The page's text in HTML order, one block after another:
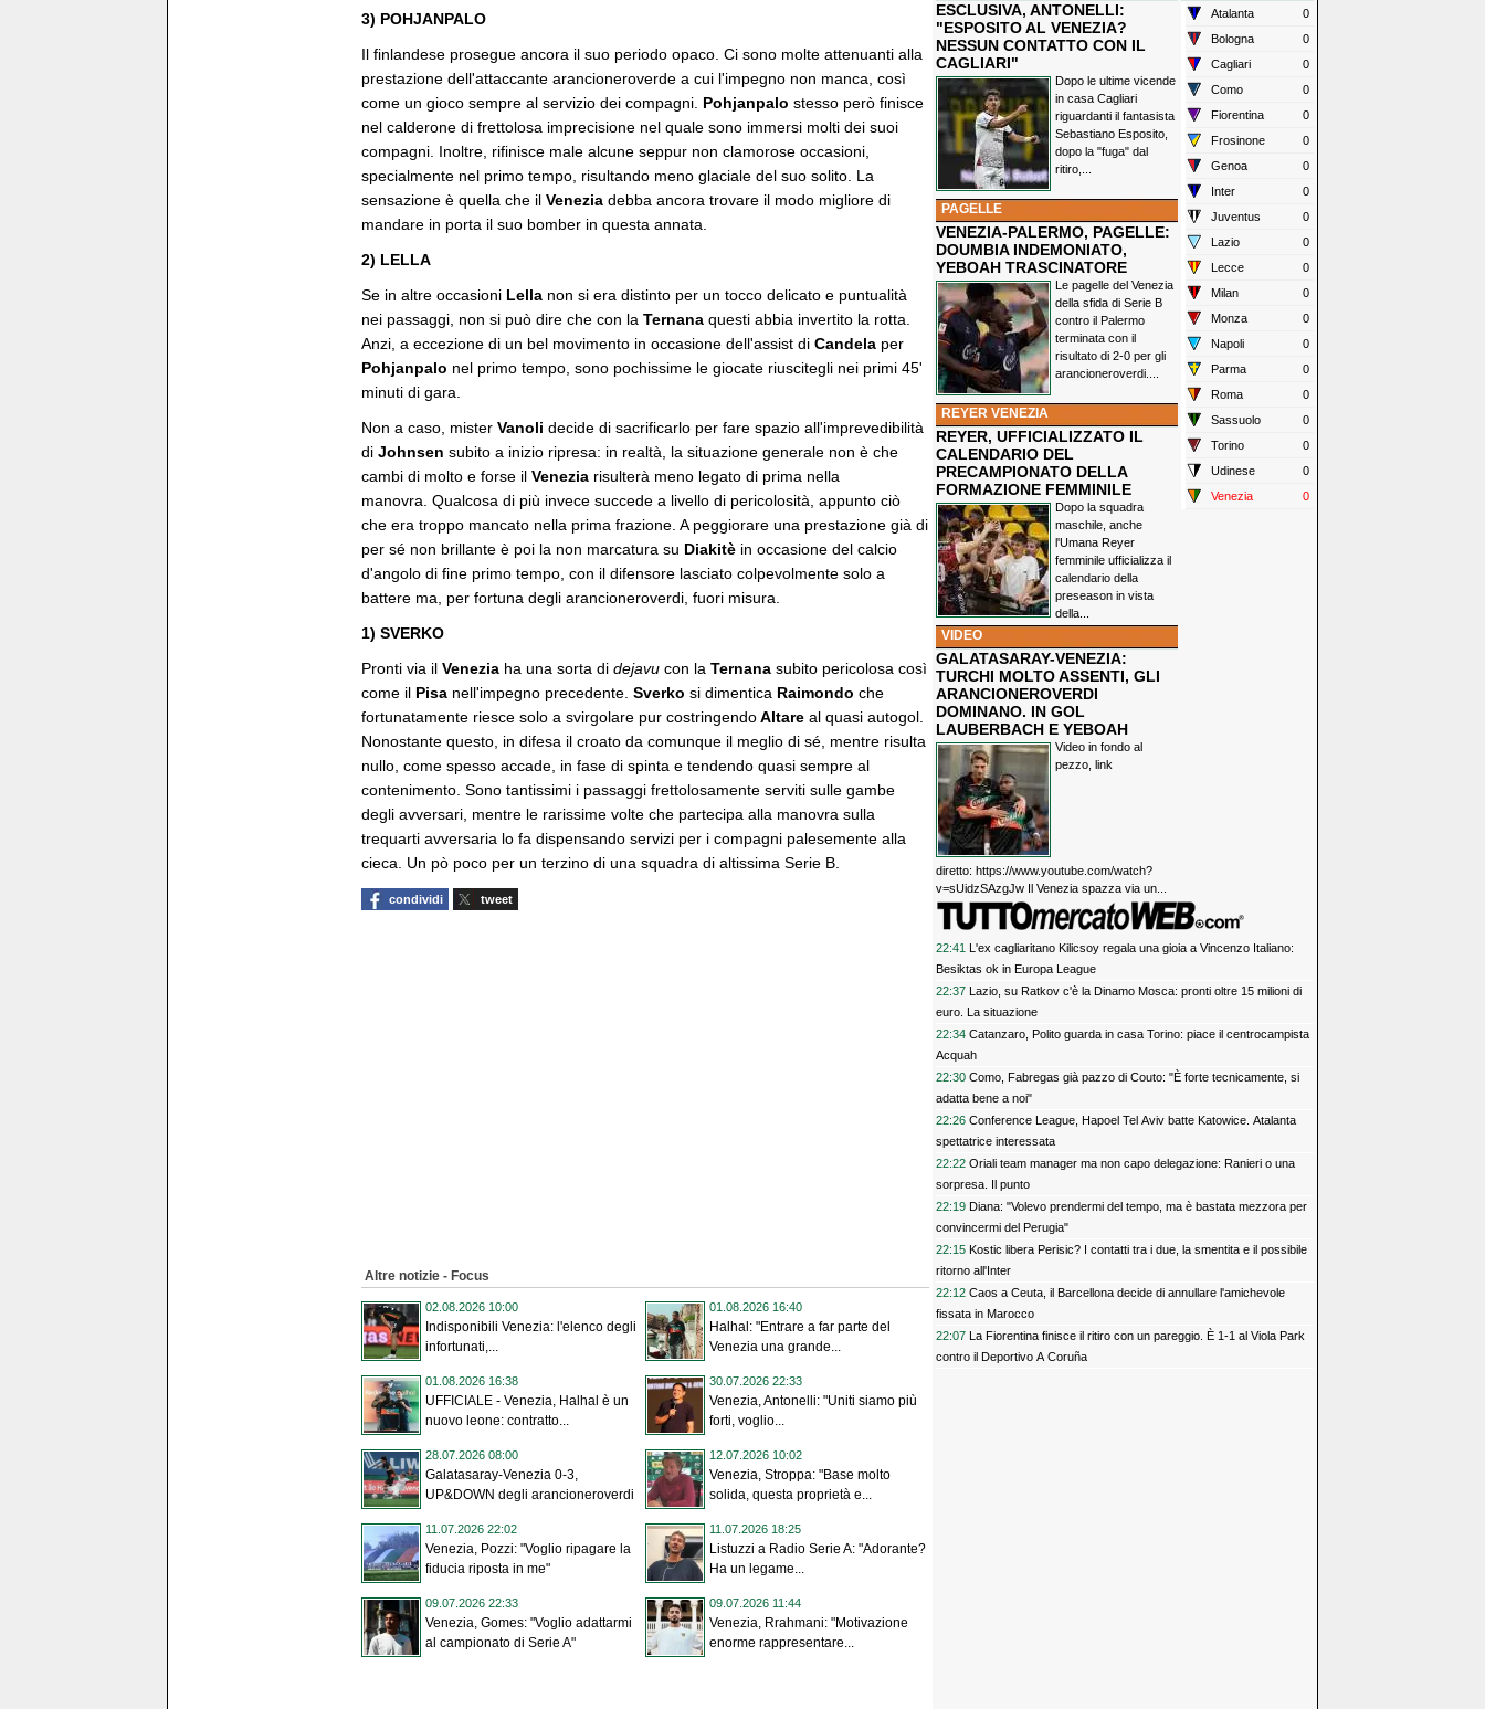
3) POHJANPALO
Il finlandese prosegue ancora il suo periodo opaco. Ci sono molte attenuanti alla
prestazione dell'attaccante arancioneroverde a cui l'impegno non manca, così
come un gioco sempre al servizio dei compagni. Pohjanpalo stesso però finisce
nel calderone di frettolosa imprecisione nel quale sono immersi molti dei suoi
compagni. Inoltre, rifinisce male alcune seppur non clamorose occasioni,
specialmente nel primo tempo, risultando meno glaciale del suo solito. La
sensazione è quella che il Venezia debba ancora trovare il modo migliore di
mandare in porta il suo bomber in questa annata.
2) LELLA
Se in altre occasioni Lella non si era distinto per un tocco delicato e puntualità
nei passaggi, non si può dire che con la Ternana questi abbia invertito la rotta.
Anzi, a eccezione di un bel movimento in occasione dell'assist di Candela per
Pohjanpalo nel primo tempo, sono pochissime le giocate riuscitegli nei primi 45'
minuti di gara.
Non a caso, mister Vanoli decide di sacrificarlo per fare spazio all'imprevedibilità
di Johnsen subito a inizio ripresa: in realtà, la situazione generale non è che
cambi di molto e forse il Venezia risulterà meno legato di prima nella
manovra. Qualcosa di più invece succede a livello di pericolosità, appunto ciò
che era troppo mancato nella prima frazione. A peggiorare una prestazione già di
per sé non brillante è poi la non marcatura su Diakitè in occasione del calcio
d'angolo di fine primo tempo, con il difensore lasciato colpevolmente solo a
battere ma, per fortuna degli arancioneroverdi, fuori misura.
1) SVERKO
Pronti via il Venezia ha una sorta di dejavu con la Ternana subito pericolosa così
come il Pisa nell'impegno precedente. Sverko si dimentica Raimondo che
fortunatamente riesce solo a svirgolare pur costringendoAltare al quasi autogol.
Nonostante questo, in difesa il croato da comunque il meglio di sé, mentre risulta
nullo, come spesso accade, in fase di spinta e tendendo quasi sempre al
contenimento. Sono tantissimi i passaggi frettolosamente serviti sulle gambe
degli avversari, mentre le rarissime volte che partecipa alla manovra sulla
trequarti avversaria lo fa dispensando servizi per i compagni palesemente alla
cieca. Un pò poco per un terzino di una squadra di altissima Serie B.
condividi tweet
Altre notizie - Focus
02.08.2026 10:00
Indisponibili Venezia: l'elenco degli
infortunati,...
01.08.2026 16:40
Halhal: "Entrare a far parte del
Venezia una grande...
01.08.2026 16:38
UFFICIALE - Venezia, Halhal è un
nuovo leone: contratto...
30.07.2026 22:33
Venezia, Antonelli: "Uniti siamo più
forti, voglio...
28.07.2026 08:00
Galatasaray-Venezia 0-3,
UP&DOWN degli arancioneroverdi
12.07.2026 10:02
Venezia, Stroppa: "Base molto
solida, questa proprietà e...
11.07.2026 22:02
Venezia, Pozzi: "Voglio ripagare la
fiducia riposta in me"
11.07.2026 18:25
Listuzzi a Radio Serie A: "Adorante?
Ha un legame...
09.07.2026 22:33
Venezia, Gomes: "Voglio adattarmi
al campionato di Serie A"
09.07.2026 11:44
Venezia, Rrahmani: "Motivazione
enorme rappresentare...
ESCLUSIVA, ANTONELLI:
"ESPOSITO AL VENEZIA?
NESSUN CONTATTO CON IL
CAGLIARI"
Dopo le ultime vicende
in casa Cagliari
riguardanti il fantasista
Sebastiano Esposito,
dopo la "fuga" dal
ritiro,...
PAGELLE
VENEZIA-PALERMO, PAGELLE:
DOUMBIA INDEMONIATO,
YEBOAH TRASCINATORE
Le pagelle del Venezia
della sfida di Serie B
contro il Palermo
terminata con il
risultato di 2-0 per gli
arancioneroverdi....
REYER VENEZIA
REYER, UFFICIALIZZATO IL
CALENDARIO DEL
PRECAMPIONATO DELLA
FORMAZIONE FEMMINILE
Dopo la squadra
maschile, anche
l'Umana Reyer
femminile ufficializza il
calendario della
preseason in vista
della...
VIDEO
GALATASARAY-VENEZIA:
TURCHI MOLTO ASSENTI, GLI
ARANCIONEROVERDI
DOMINANO. IN GOL
LAUBERBACH E YEBOAH
Video in fondo al
pezzo, link
diretto: https://www.youtube.com/watch?
v=sUidzSAzgJw Il Venezia spazza via un...
Atalanta
0
Bologna
0
Cagliari
0
Como
0
Fiorentina
0
Frosinone
0
Genoa
0
Inter
0
Juventus
0
Lazio
0
Lecce
0
Milan
0
Monza
0
Napoli
0
Parma
0
Roma
0
Sassuolo
0
Torino
0
Udinese
0
Venezia
0
22:41 L'ex cagliaritano Kilicsoy regala una gioia a Vincenzo Italiano:
Besiktas ok in Europa League
22:37 Lazio, su Ratkov c'è la Dinamo Mosca: pronti oltre 15 milioni di
euro. La situazione
22:34 Catanzaro, Polito guarda in casa Torino: piace il centrocampista
Acquah
22:30 Como, Fabregas già pazzo di Couto: "È forte tecnicamente, si
adatta bene a noi"
22:26 Conference League, Hapoel Tel Aviv batte Katowice. Atalanta
spettatrice interessata
22:22 Oriali team manager ma non capo delegazione: Ranieri o una
sorpresa. Il punto
22:19 Diana: "Volevo prendermi del tempo, ma è bastata mezzora per
convincermi del Perugia"
22:15 Kostic libera Perisic? I contatti tra i due, la smentita e il possibile
ritorno all'Inter
22:12 Caos a Ceuta, il Barcellona decide di annullare l'amichevole
fissata in Marocco
22:07 La Fiorentina finisce il ritiro con un pareggio. È 1-1 al Viola Park
contro il Deportivo A Coruña